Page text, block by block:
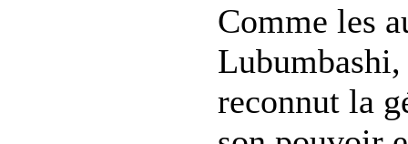
Comme les
reconnut la